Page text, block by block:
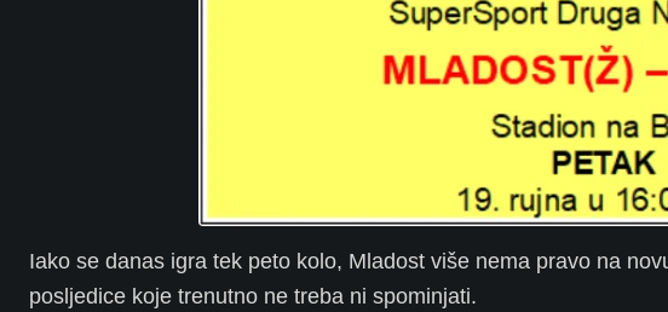
Iako se danas igra tek peto kolo, Mladost više nema pravo na
posljedice koje trenutno ne treba ni spominjati.